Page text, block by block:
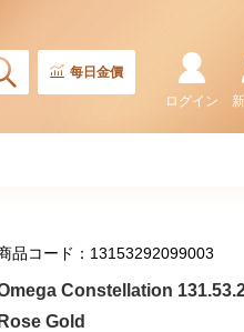
每日金價
ログイン
品コード：13153292099003
Constellation
Rose Gold
Omega
210.30.42.20.04.001
Steel